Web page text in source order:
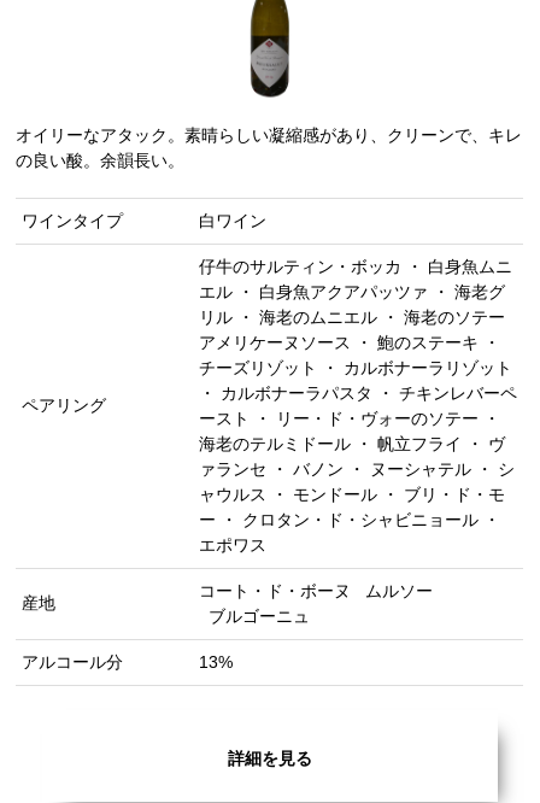
オイリーなアタック。素晴らしい凝縮感があり、クリーンで、キレ
の良い酸。余韻長い。
ワインタイプ 白ワイン
ペアリング
仔牛のサルティン・ボッカ ・ 白身魚ムニ
エル ・ 白身魚アクアパッツァ ・ 海老グ
リル ・ 海老のムニエル ・ 海老のソテー
アメリケーヌソース ・ 鮑のステーキ ・
チーズリゾット ・ カルボナーラリゾット
・ カルボナーラパスタ ・ チキンレバーペ
ースト ・ リー・ド・ヴォーのソテー ・
海老のテルミドール ・ 帆立フライ ・ ヴ
ァランセ ・ バノン ・ ヌーシャテル ・ シ
ャウルス ・ モンドール ・ ブリ・ド・モ
ー ・ クロタン・ド・シャビニョール ・
エポワス
産地
コート・ド・ボーヌ
ムルソー
ブルゴーニュ
アルコール分 13%
詳細を見る